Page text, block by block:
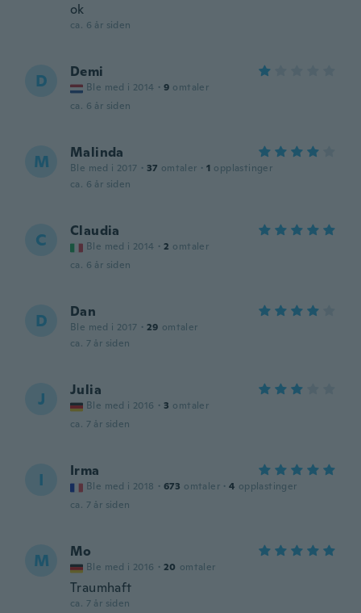
ok
ca. 6 år siden
D Demi
Ble med i 2014 · 9 omtaler
ca. 6 år siden
M Malinda
Ble med i 2017 · 37 omtaler · 1 opplastinger
ca. 6 år siden
C Claudia
Ble med i 2014 · 2 omtaler
ca. 6 år siden
D Dan
Ble med i 2017 · 29 omtaler
ca. 7 år siden
J Julia
Ble med i 2016 · 3 omtaler
ca. 7 år siden
I Irma
Ble med i 2018 · 673 omtaler · 4 opplastinger
ca. 7 år siden
M Mo
Ble med i 2016 · 20 omtaler
Traumhaft
ca. 7 år siden